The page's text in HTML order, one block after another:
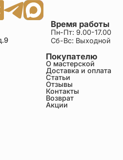
Покупателю
О мастерской
Доставка и оплата
Статьи
Отзывы
Контакты
Возврат
Акции
Время работы
Пн-Пт: 9.00-17.00
Сб-Вс: Выходной